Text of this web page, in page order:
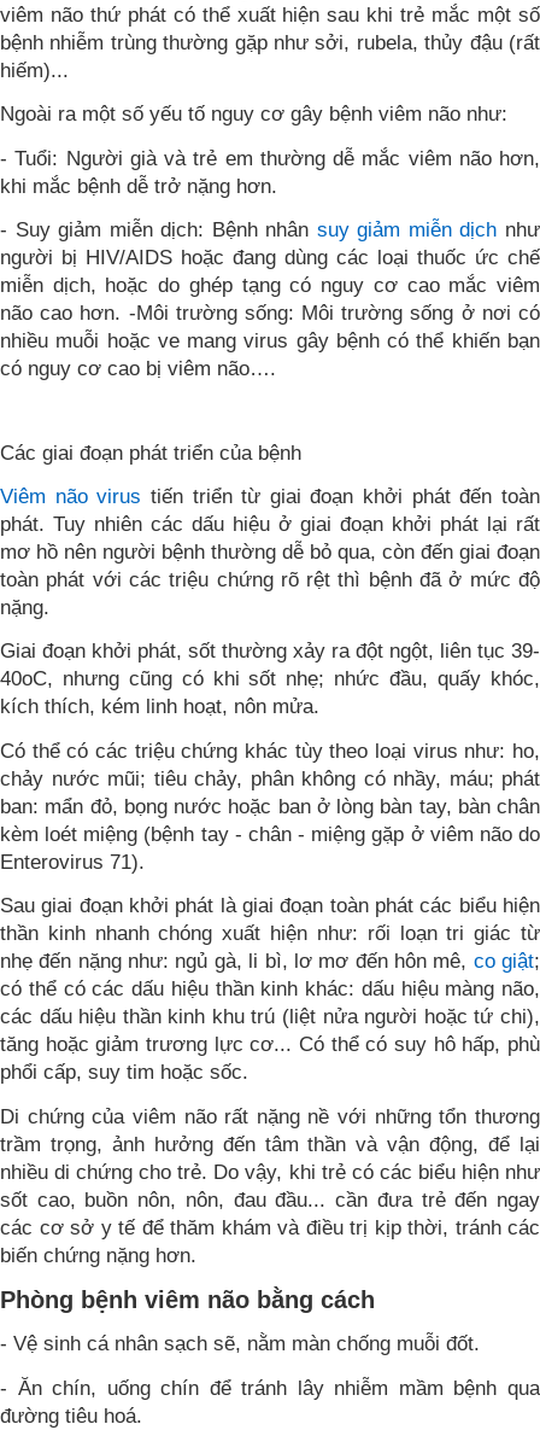
viêm não thứ phát có thể xuất hiện sau khi trẻ mắc một số
bệnh nhiễm trùng thường gặp như sởi, rubela, thủy đậu (rất
hiếm)...
Ngoài ra một số yếu tố nguy cơ gây bệnh viêm não như:
- Tuổi: Người già và trẻ em thường dễ mắc viêm não hơn,
khi mắc bệnh dễ trở nặng hơn.
- Suy giảm miễn dịch: Bệnh nhân suy giảm miễn dịch như
người bị HIV/AIDS hoặc đang dùng các loại thuốc ức chế
miễn dịch, hoặc do ghép tạng có nguy cơ cao mắc viêm
não cao hơn. -Môi trường sống: Môi trường sống ở nơi có
nhiều muỗi hoặc ve mang virus gây bệnh có thể khiến bạn
có nguy cơ cao bị viêm não….
Các giai đoạn phát triển của bệnh
Viêm não virus tiến triển từ giai đoạn khởi phát đến toàn
phát. Tuy nhiên các dấu hiệu ở giai đoạn khởi phát lại rất
mơ hồ nên người bệnh thường dễ bỏ qua, còn đến giai đoạn
toàn phát với các triệu chứng rõ rệt thì bệnh đã ở mức độ
nặng.
Giai đoạn khởi phát, sốt thường xảy ra đột ngột, liên tục 39-
40oC, nhưng cũng có khi sốt nhẹ; nhức đầu, quấy khóc,
kích thích, kém linh hoạt, nôn mửa.
Có thể có các triệu chứng khác tùy theo loại virus như: ho,
chảy nước mũi; tiêu chảy, phân không có nhầy, máu; phát
ban: mẩn đỏ, bọng nước hoặc ban ở lòng bàn tay, bàn chân
kèm loét miệng (bệnh tay - chân - miệng gặp ở viêm não do
Enterovirus 71).
Sau giai đoạn khởi phát là giai đoạn toàn phát các biểu hiện
thần kinh nhanh chóng xuất hiện như: rối loạn tri giác từ
nhẹ đến nặng như: ngủ gà, li bì, lơ mơ đến hôn mê, co giật;
có thể có các dấu hiệu thần kinh khác: dấu hiệu màng não,
các dấu hiệu thần kinh khu trú (liệt nửa người hoặc tứ chi),
tăng hoặc giảm trương lực cơ... Có thể có suy hô hấp, phù
phổi cấp, suy tim hoặc sốc.
Di chứng của viêm não rất nặng nề với những tổn thương
trầm trọng, ảnh hưởng đến tâm thần và vận động, để lại
nhiều di chứng cho trẻ. Do vậy, khi trẻ có các biểu hiện như
sốt cao, buồn nôn, nôn, đau đầu... cần đưa trẻ đến ngay
các cơ sở y tế để thăm khám và điều trị kịp thời, tránh các
biến chứng nặng hơn.
Phòng bệnh viêm não bằng cách
- Vệ sinh cá nhân sạch sẽ, nằm màn chống muỗi đốt.
- Ăn chín, uống chín để tránh lây nhiễm mầm bệnh qua
đường tiêu hoá.